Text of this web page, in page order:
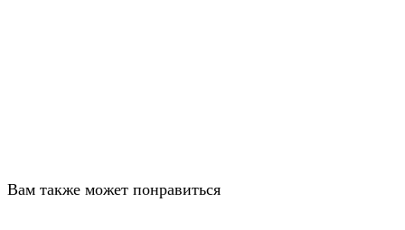
Вам также может понравиться